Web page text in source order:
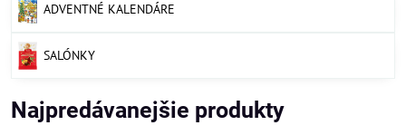
ADVENTNÉ KALENDÁRE
SALÓNKY
Najpredávanejšie produkty